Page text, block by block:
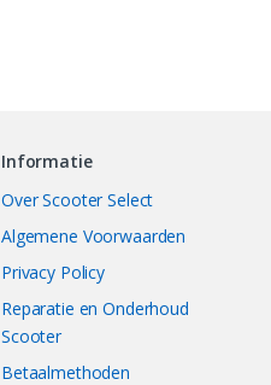
Informatie
Over Scooter Select
Algemene Voorwaarden
Privacy Policy
Reparatie en Onderhoud
Scooter
Betaalmethoden